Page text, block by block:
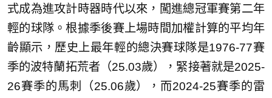
式成為進攻計時器時代以來，闖進總冠軍賽第二年
輕的球隊。根據季後賽上場時間加權計算的平均年
齡顯示，歷史上最年輕的總決賽球隊是1976-77賽
季的波特蘭拓荒者（25.03歲），緊接著就是2025-
26賽季的馬刺（25.06歲），而2024-25賽季的雷